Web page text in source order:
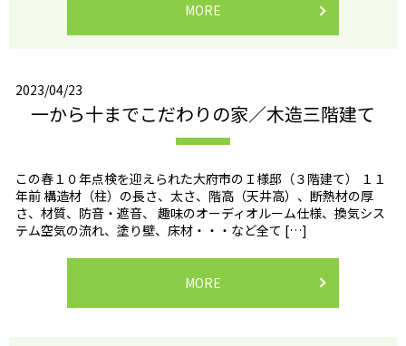
MORE
2023/04/23
一から十までこだわりの家／木造三階建て
この春１０年点検を迎えられた大府市のＩ様邸（３階建て） １１
年前 構造材（柱）の長さ、太さ、階高（天井高）、断熱材の厚
さ、材質、防音・遮音、 趣味のオーディオルーム仕様、換気シス
テム空気の流れ、塗り壁、床材・・・など全て […]
MORE